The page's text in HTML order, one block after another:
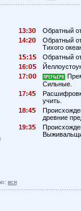
13:3
Обратный
14:2
Обратный
Тихого
1
:1
Обратный
16:
17:
Сильные.
17:4
учить.
18:4
древние
19:3
вся